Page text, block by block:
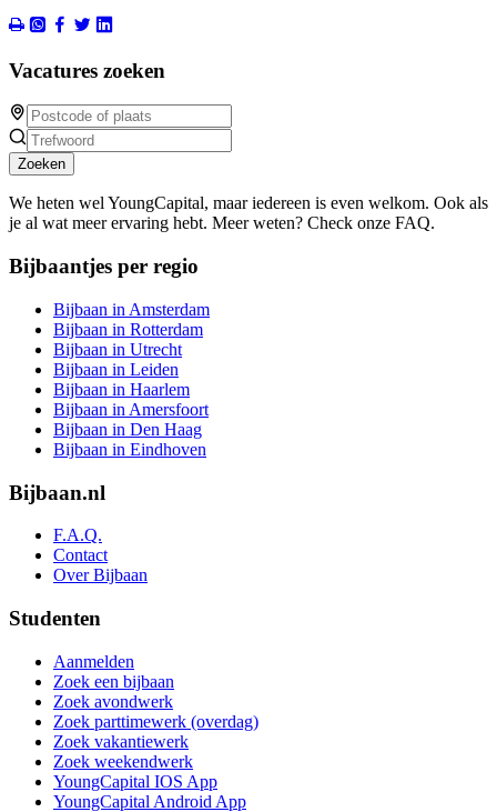
Vacatures zoeken
Zoeken
We heten wel YoungCapital, maar iedereen is even welkom. Ook als
je al wat meer ervaring hebt. Meer weten? Check onze FAQ.
Bijbaantjes per regio
Bijbaan in Amsterdam
Bijbaan in Rotterdam
Bijbaan in Utrecht
Bijbaan in Leiden
Bijbaan in Haarlem
Bijbaan in Amersfoort
Bijbaan in Den Haag
Bijbaan in Eindhoven
Bijbaan.nl
F.A.Q.
Contact
Over Bijbaan
Studenten
Aanmelden
Zoek een bijbaan
Zoek avondwerk
Zoek parttimewerk (overdag)
Zoek vakantiewerk
Zoek weekendwerk
YoungCapital IOS App
YoungCapital Android App